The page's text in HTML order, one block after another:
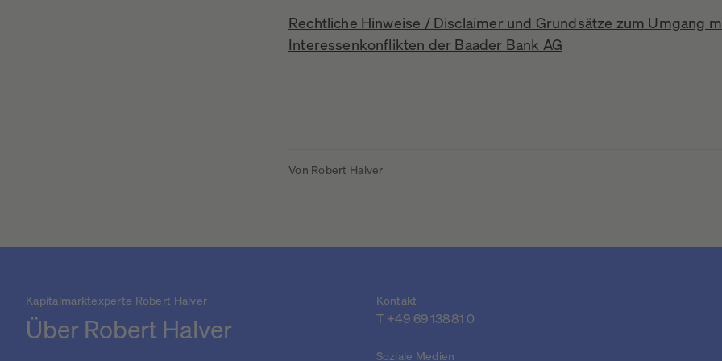
Rechtliche Hinweise / Disclaimer und Grundsätze zum Umgang
Interessenkonflikten der Baader Bank AG
Von Robert Halver
Kapitalmarktexperte Robert Halver
Über Robert Halver
Kontakt
T +49 69 13881 0
Soziale Medien